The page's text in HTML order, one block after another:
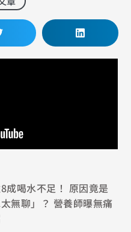
成喝水不足！ 原因竟是
太無聊」？ 營養師曝無痛